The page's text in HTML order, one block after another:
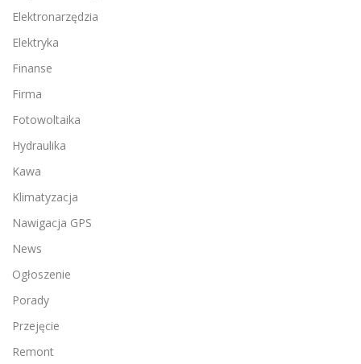
Elektronarzędzia
Elektryka
Finanse
Firma
Fotowoltaika
Hydraulika
Kawa
Klimatyzacja
Nawigacja GPS
News
Ogłoszenie
Porady
Przejęcie
Remont